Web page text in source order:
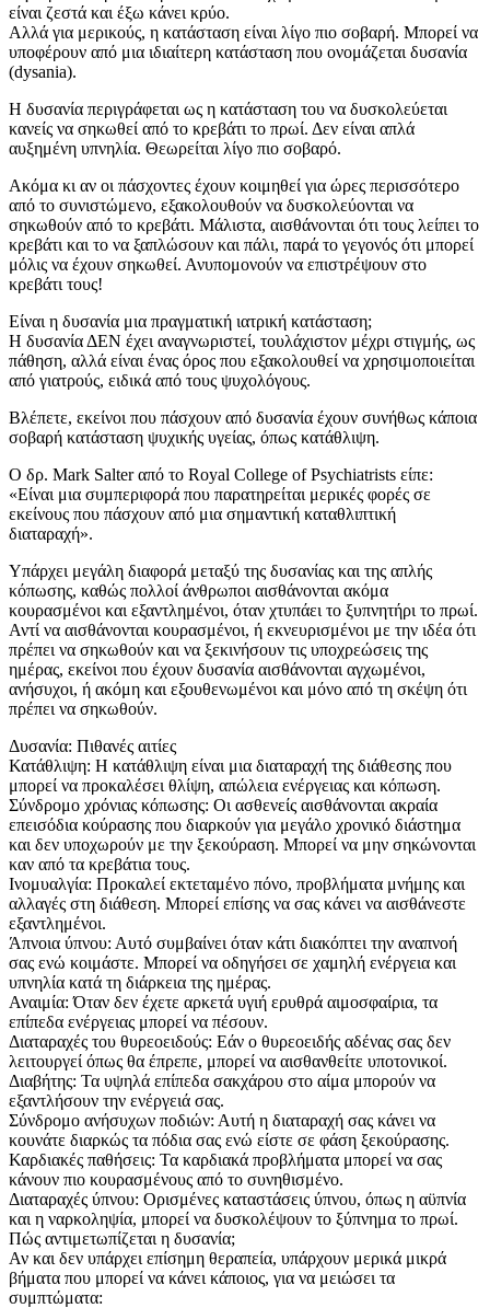
είναι ζεστά και έξω κάνει κρύο.
Αλλά για μερικούς, η κατάσταση είναι λίγο πιο σοβαρή. Μπορεί να
υποφέρουν από μια ιδιαίτερη κατάσταση που ονομάζεται δυσανία
(dysania).
Η δυσανία περιγράφεται ως η κατάσταση του να δυσκολεύεται
κανείς να σηκωθεί από το κρεβάτι το πρωί. Δεν είναι απλά
αυξημένη υπνηλία. Θεωρείται λίγο πιο σοβαρό.
Ακόμα κι αν οι πάσχοντες έχουν κοιμηθεί για ώρες περισσότερο
από το συνιστώμενο, εξακολουθούν να δυσκολεύονται να
σηκωθούν από το κρεβάτι. Μάλιστα, αισθάνονται ότι τους λείπει το
κρεβάτι και το να ξαπλώσουν και πάλι, παρά το γεγονός ότι μπορεί
μόλις να έχουν σηκωθεί. Ανυπομονούν να επιστρέψουν στο
κρεβάτι τους!
Είναι η δυσανία μια πραγματική ιατρική κατάσταση;
Η δυσανία ΔΕΝ έχει αναγνωριστεί, τουλάχιστον μέχρι στιγμής, ως
πάθηση, αλλά είναι ένας όρος που εξακολουθεί να χρησιμοποιείται
από γιατρούς, ειδικά από τους ψυχολόγους.
Βλέπετε, εκείνοι που πάσχουν από δυσανία έχουν συνήθως κάποια
σοβαρή κατάσταση ψυχικής υγείας, όπως κατάθλιψη.
Ο δρ. Mark Salter από το Royal College of Psychiatrists είπε:
«Είναι μια συμπεριφορά που παρατηρείται μερικές φορές σε
εκείνους που πάσχουν από μια σημαντική καταθλιπτική
διαταραχή».
Υπάρχει μεγάλη διαφορά μεταξύ της δυσανίας και της απλής
κόπωσης, καθώς πολλοί άνθρωποι αισθάνονται ακόμα
κουρασμένοι και εξαντλημένοι, όταν χτυπάει το ξυπνητήρι το πρωί.
Αντί να αισθάνονται κουρασμένοι, ή εκνευρισμένοι με την ιδέα ότι
πρέπει να σηκωθούν και να ξεκινήσουν τις υποχρεώσεις της
ημέρας, εκείνοι που έχουν δυσανία αισθάνονται αγχωμένοι,
ανήσυχοι, ή ακόμη και εξουθενωμένοι και μόνο από τη σκέψη ότι
πρέπει να σηκωθούν.
Δυσανία: Πιθανές αιτίες
Κατάθλιψη: Η κατάθλιψη είναι μια διαταραχή της διάθεσης που
μπορεί να προκαλέσει θλίψη, απώλεια ενέργειας και κόπωση.
Σύνδρομο χρόνιας κόπωσης: Οι ασθενείς αισθάνονται ακραία
επεισόδια κούρασης που διαρκούν για μεγάλο χρονικό διάστημα
και δεν υποχωρούν με την ξεκούραση. Μπορεί να μην σηκώνονται
καν από τα κρεβάτια τους.
Ινομυαλγία: Προκαλεί εκτεταμένο πόνο, προβλήματα μνήμης και
αλλαγές στη διάθεση. Μπορεί επίσης να σας κάνει να αισθάνεστε
εξαντλημένοι.
Άπνοια ύπνου: Αυτό συμβαίνει όταν κάτι διακόπτει την αναπνοή
σας ενώ κοιμάστε. Μπορεί να οδηγήσει σε χαμηλή ενέργεια και
υπνηλία κατά τη διάρκεια της ημέρας.
Αναιμία: Όταν δεν έχετε αρκετά υγιή ερυθρά αιμοσφαίρια, τα
επίπεδα ενέργειας μπορεί να πέσουν.
Διαταραχές του θυρεοειδούς: Εάν ο θυρεοειδής αδένας σας δεν
λειτουργεί όπως θα έπρεπε, μπορεί να αισθανθείτε υποτονικοί.
Διαβήτης: Τα υψηλά επίπεδα σακχάρου στο αίμα μπορούν να
εξαντλήσουν την ενέργειά σας.
Σύνδρομο ανήσυχων ποδιών: Αυτή η διαταραχή σας κάνει να
κουνάτε διαρκώς τα πόδια σας ενώ είστε σε φάση ξεκούρασης.
Καρδιακές παθήσεις: Τα καρδιακά προβλήματα μπορεί να σας
κάνουν πιο κουρασμένους από το συνηθισμένο.
Διαταραχές ύπνου: Ορισμένες καταστάσεις ύπνου, όπως η αϋπνία
και η ναρκοληψία, μπορεί να δυσκολέψουν το ξύπνημα το πρωί.
Πώς αντιμετωπίζεται η δυσανία;
Αν και δεν υπάρχει επίσημη θεραπεία, υπάρχουν μερικά μικρά
βήματα που μπορεί να κάνει κάποιος, για να μειώσει τα
συμπτώματα: